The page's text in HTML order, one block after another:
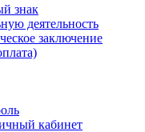
знак
деятельность
заключение
кабинет